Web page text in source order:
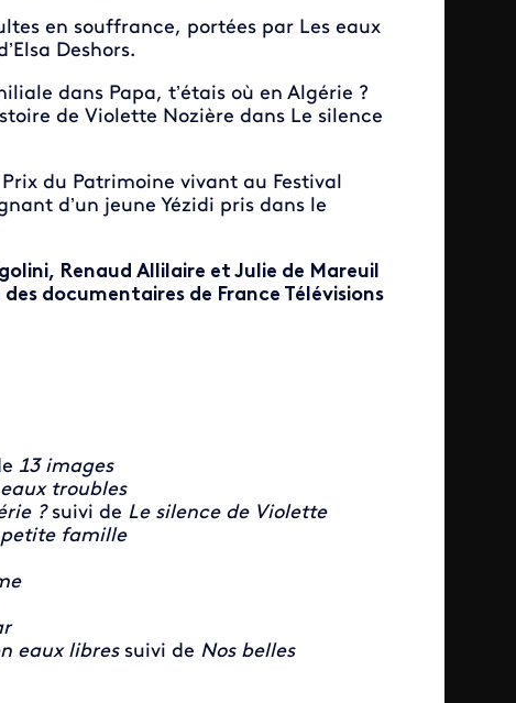
en souffrance, portées par Les eaux
Deshors.
dans Papa, t’étais où en Algérie ?
de Violette Nozière dans Le silence
du Patrimoine vivant au Festival
d’un jeune Yézidi pris dans le
Renaud Allilaire et Julie de Mareuil
documentaires de France Télévisions
13 images
troubles
? suivi de Le silence de Violette
petite famille
eaux libressuivi de Nos belles